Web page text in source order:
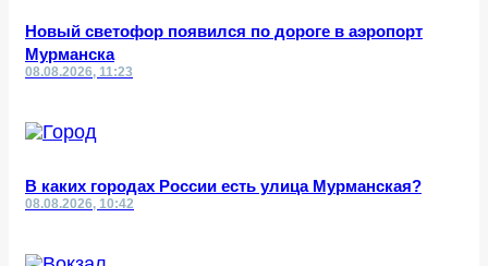
Новый светофор появился по дороге в аэропорт
Мурманска
08.08.2026, 11:23
В каких городах России есть улица Мурманская?
08.08.2026, 10:42